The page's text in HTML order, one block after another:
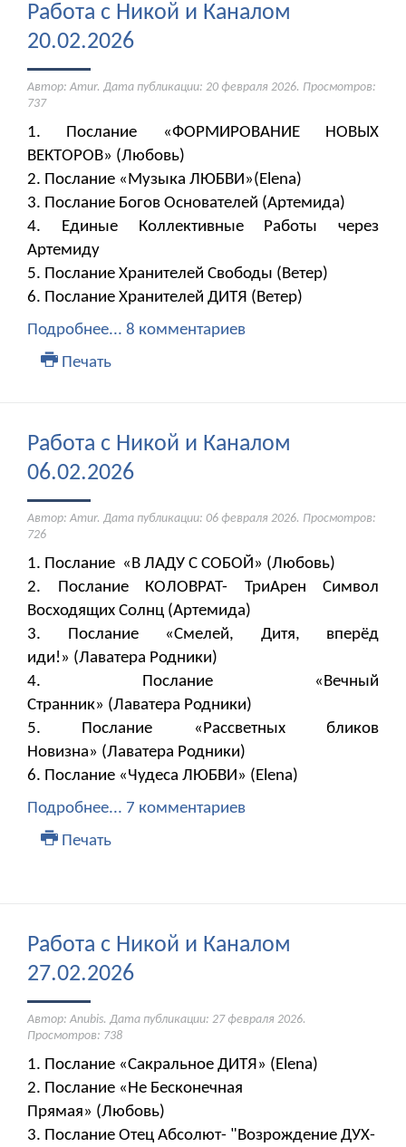
Работа с Никой и Каналом
20.02.2026
Автор: Amur. Дата публикации: 20 февраля 2026. Просмотров:
737
1. Послание «ФОРМИРОВАНИЕ НОВЫХ
ВЕКТОРОВ» (Любовь)
2. Послание «Музыка ЛЮБВИ»(Elena)
​​​​​​​3. Послание Богов Основателей (Артемида)
4. Единые Коллективные Работы через
Артемиду
5. Послание Хранителей Свободы (Ветер)
6. Послание Хранителей ДИТЯ (Ветер)
Подробнее... 8 комментариев
Печать
Работа с Никой и Каналом
06.02.2026
Автор: Amur. Дата публикации: 06 февраля 2026. Просмотров:
726
1. Послание «В ЛАДУ С СОБОЙ» (Любовь)
2. Послание КОЛОВРАТ- ТриАрен Символ
Восходящих Солнц (Артемида)
3. Послание «Смелей, Дитя, вперёд
иди!» (Лаватера Родники)
4. ​​​​​​​Послание «Вечный
Странник» (Лаватера Родники)
5. Послание «Рассветных бликов
Новизна» (Лаватера Родники)
6. Послание «Чудеса ЛЮБВИ» (Elena)
Подробнее... 7 комментариев
Печать
Работа с Никой и Каналом
27.02.2026
Автор: Anubis. Дата публикации: 27 февраля 2026.
Просмотров: 738
1. Послание «Сакральное ДИТЯ» (Elena)
2. Послание «Не Бесконечная
Прямая» (Любовь)
3. Послание Отец Абсолют- "Возрождение ДУХ-